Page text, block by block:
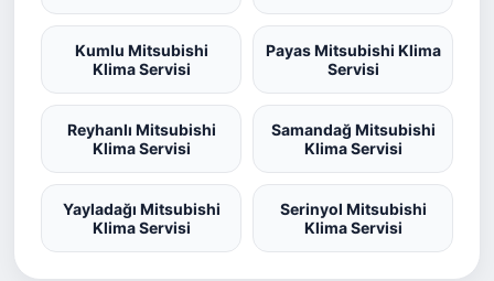
Kumlu Mitsubishi
Klima Servisi
Payas Mitsubishi Klima
Servisi
Reyhanlı Mitsubishi
Klima Servisi
Samandağ Mitsubishi
Klima Servisi
Yayladağı Mitsubishi
Klima Servisi
Serinyol Mitsubishi
Klima Servisi